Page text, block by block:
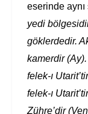
eserinde
yedi
göklerdedir.
kamerdir (Ay).
felek-ı
felek-ı
Zühre’dir